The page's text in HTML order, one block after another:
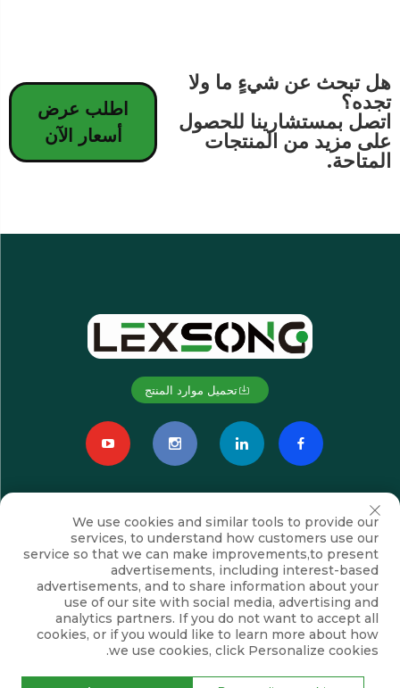
هل تبحث عن شيءٍ ما ولا
تجده؟
اتصل بمستشارينا للحصول
على مزيد من المنتجات
المتاحة.
اطلب عرض
أسعار الآن
تحميل موارد المنتج
حقوق النشر © شركة سوزهو لكسونغ للتجهيزات الكهروميكانيكية المحدودة. جميع
We use cookies and similar tools to provide our
services, to understand how customers use our
service so that we can make improvements,to present
advertisements, including interest-based
advertisements, and to share information about your
use of our site with social media, advertising and
analytics partners. If you do not want to accept all
cookies, or if you would like to learn more about how
we use cookies, click Personalize cookies.